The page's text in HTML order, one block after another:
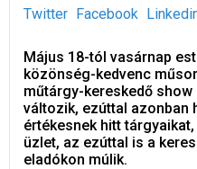
Twitter Facebook
Május 18-tól vasárnap
közönség-kedvenc
műtárgy-kereskedő
változik, ezúttal azonban
értékesnek hitt
üzlet, az ezúttal is a
eladókon múlik.